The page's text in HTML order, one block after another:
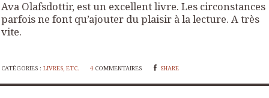
Ava Olafsdottir, est un excellent livre. Les circonstances
parfois ne font qu’ajouter du plaisir à la lecture. A très
vite.
CATÉGORIES : LIVRES, ETC. 4 COMMENTAIRES SHARE